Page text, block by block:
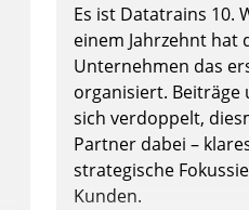
Es ist Datatrains 10.
einem Jahrzehnt hat
Unternehmen das
organisiert. Beiträge
sich verdoppelt,
Partner dabei –
strategische
Kunden.